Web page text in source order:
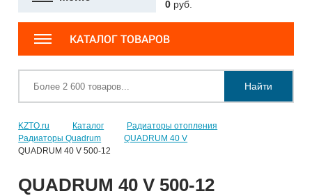
0 руб.
КАТАЛОГ ТОВАРОВ
Найти
KZTO.ru Каталог
Радиаторы отопления
Радиаторы Quadrum
QUADRUM 40 V
QUADRUM 40 V 500-12
QUADRUM 40 V 500-12